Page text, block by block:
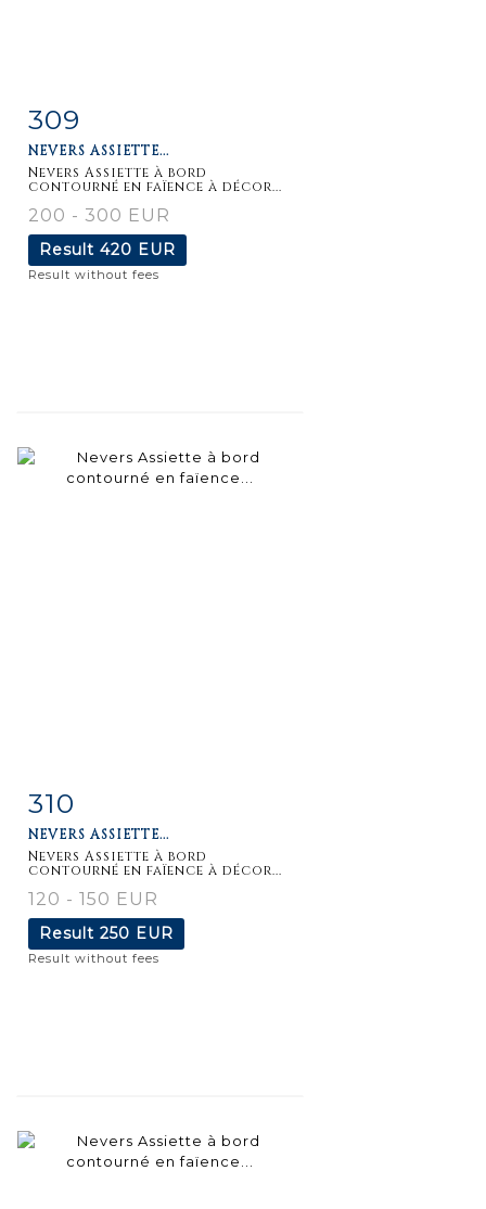
Item detail
309
NEVERS ASSIETTE...
Nevers Assiette à bord
contourné en faïence à décor...
200 - 300 EUR
Result 420 EUR
Result without fees
Item detail
310
NEVERS ASSIETTE...
Nevers Assiette à bord
contourné en faïence à décor...
120 - 150 EUR
Result 250 EUR
Result without fees